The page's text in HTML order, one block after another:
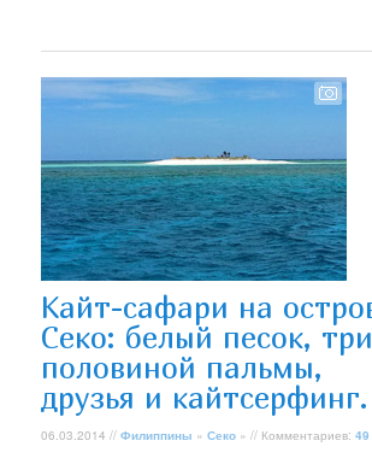
Кайт-сафари на
Секо: белый песок,
половиной пальмы,
друзья и кайтсерфинг.
06.03.2014 //Филиппины »Секо » // Комментариев:49